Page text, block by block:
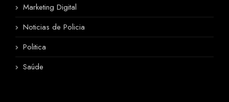
Marketing Digital
Noticias de Policia
Politica
Saúde